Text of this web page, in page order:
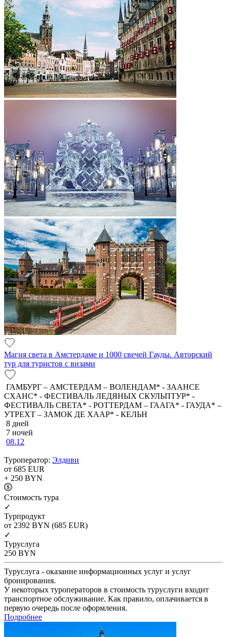
Магия света в Амстердаме и 1000 свечей Гауды. Авторский
тур для туристов с визами
ГАМБУРГ – АМСТЕРДАМ – ВОЛЕНДАМ* - ЗААНСЕ
СХАНС* - ФЕСТИВАЛЬ ЛЕДЯНЫХ СКУЛЬПТУР* -
ФЕСТИВАЛЬ СВЕТА* - РОТТЕРДАМ – ГААГА* - ГАУДА* –
УТРЕХТ – ЗАМОК ДЕ ХААР* - КЕЛЬН
8 дней
7 ночей
08.12
Туроператор: Элдиви
от 685 EUR
+ 250 BYN
Cтоимость тура
✓
Турпродукт
от 2392 BYN (685 EUR)
✓
Туруслуга
250 BYN
Туруслуга - оказание информационных услуг и услуг
бронирования.
У некоторых туроператоров в стоимость туруслуги входит
транспортное обслуживание. Как правило, оплачивается в
первую очередь после оформления.
Подробнее